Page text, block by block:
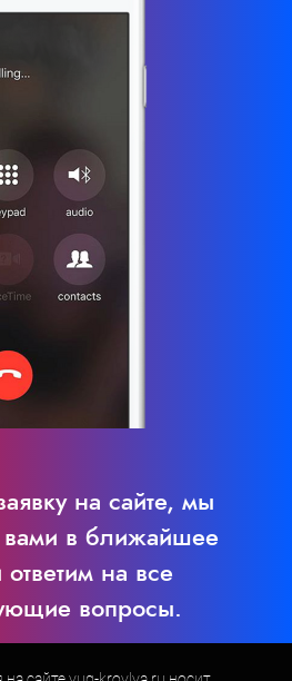
на сайте, мы
в ближайшее
на все
вопросы.